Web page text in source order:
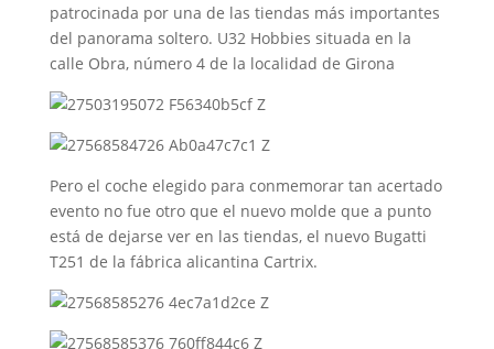
patrocinada por una de las tiendas más importantes
del panorama soltero. U32 Hobbies situada en la
calle Obra, número 4 de la localidad de Girona
Pero el coche elegido para conmemorar tan acertado
evento no fue otro que el nuevo molde que a punto
está de dejarse ver en las tiendas, el nuevo Bugatti
T251 de la fábrica alicantina Cartrix.